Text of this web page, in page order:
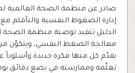
صادر عن منظمة الصحة العالمية
إدارة الضغوط النفسية والتأقلم
الدليل تنفيذ توصية منظمة الصحة
معالجة الضغط النفسي، ويتكوّن
يقدّم كل منها فكرة جديدة وأسلوباً
تعلّمه وممارسته في بضع دقائق